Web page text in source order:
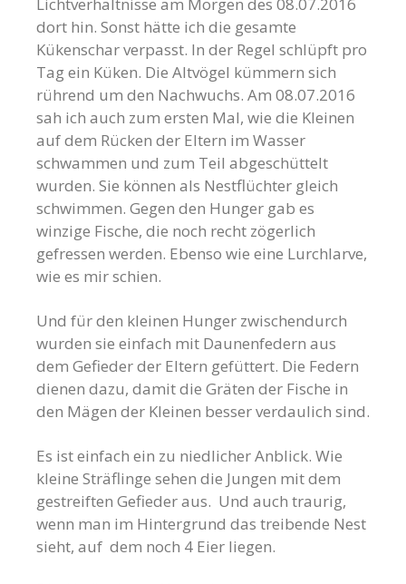
dort hin. Sonst hätte ich die gesamte
Kükenschar verpasst. In der Regel schlüpft pro
Tag ein Küken. Die Altvögel kümmern sich
rührend um den Nachwuchs. Am 08.07.2016
sah ich auch zum ersten Mal, wie die Kleinen
auf dem Rücken der Eltern im Wasser
schwammen und zum Teil abgeschüttelt
wurden. Sie können als Nestflüchter gleich
schwimmen. Gegen den Hunger gab es
winzige Fische, die noch recht zögerlich
gefressen werden. Ebenso wie eine Lurchlarve,
wie es mir schien.
Und für den kleinen Hunger zwischendurch
wurden sie einfach mit Daunenfedern aus
dem Gefieder der Eltern gefüttert. Die Federn
dienen dazu, damit die Gräten der Fische in
den Mägen der Kleinen besser verdaulich sind.
Es ist einfach ein zu niedlicher Anblick. Wie
kleine Sträflinge sehen die Jungen mit dem
gestreiften Gefieder aus. Und auch traurig,
wenn man im Hintergrund das treibende Nest
sieht, auf dem noch 4 Eier liegen.